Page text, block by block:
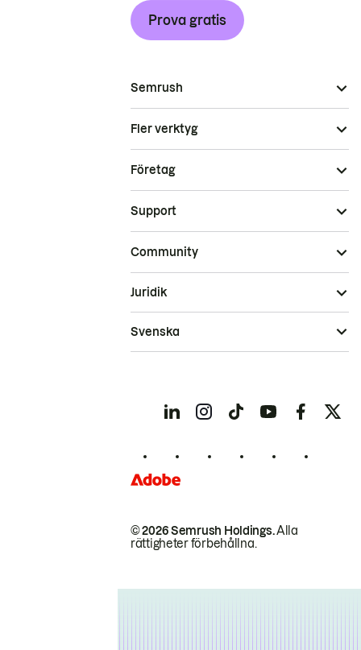
Prova gratis
Semrush
Fler verktyg
Företag
Support
Community
© 2026 Semrush Holdings.Alla
rättigheter förbehållna.
Juridik
Svenska